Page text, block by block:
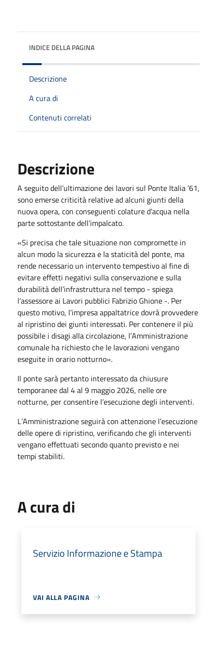
INDICE DELLA PAGINA
Descrizione
A cura di
Contenuti correlati
Descrizione
A seguito dell’ultimazione dei lavori sul Ponte Italia ’61,
sono emerse criticità relative ad alcuni giunti della
nuova opera, con conseguenti colature d’acqua nella
parte sottostante dell’impalcato.
«Si precisa che tale situazione non compromette in
alcun modo la sicurezza e la staticità del ponte, ma
rende necessario un intervento tempestivo al fine di
evitare effetti negativi sulla conservazione e sulla
durabilità dell’infrastruttura nel tempo - spiega
l’assessore ai Lavori pubblici Fabrizio Ghione -. Per
questo motivo, l’impresa appaltatrice dovrà provvedere
al ripristino dei giunti interessati. Per contenere il più
possibile i disagi alla circolazione, l’Amministrazione
comunale ha richiesto che le lavorazioni vengano
eseguite in orario notturno».
Il ponte sarà pertanto interessato da chiusure
temporanee dal 4 al 9 maggio 2026, nelle ore
notturne, per consentire l’esecuzione degli interventi.
L’Amministrazione seguirà con attenzione l’esecuzione
delle opere di ripristino, verificando che gli interventi
vengano effettuati secondo quanto previsto e nei
tempi stabiliti.
A cura di
Servizio Informazione e Stampa
VAI ALLA PAGINA